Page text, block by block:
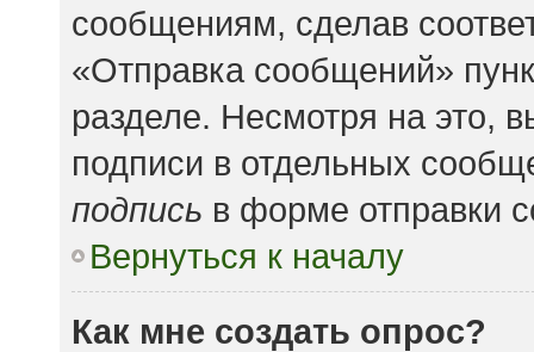
сообщениям, сделав
«Отправка сообщений»
разделе. Несмотря на это,
подписи в отдельных
подпись в форме отправки
Вернуться к началу
Как мне создать опрос?